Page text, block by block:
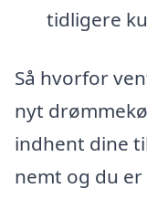
tidligere
Så hvorfor
nyt
indhent dine
nemt og du